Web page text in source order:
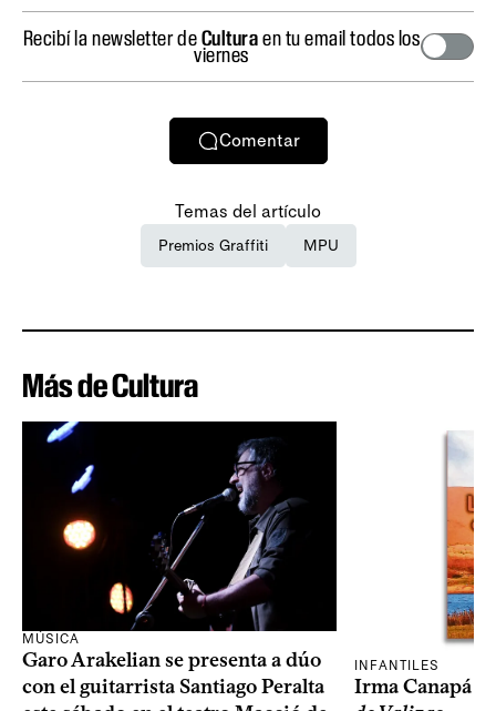
Recibí la newsletter deCulturaen tu email todos los
viernes
Comentar
Temas del artículo
Premios Graffiti MPU
Más de Cultura
MÚSICA
Garo Arakelian se presenta a dúo
con el guitarrista Santiago Peralta
INFANTILES
Irma Canapá